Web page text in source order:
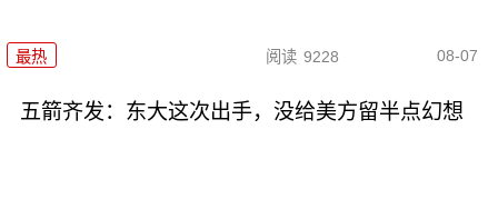
最热 阅读 9228 08-07
五箭齐发：东大这次出手，没给美方留半点幻想